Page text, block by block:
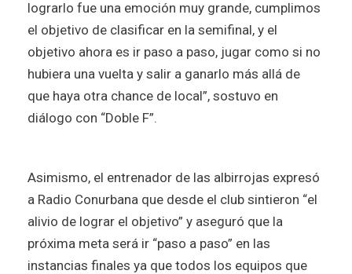
lograrlo fue una emoción muy grande, cumplimos
el objetivo de clasificar en la semifinal, y el
objetivo ahora es ir paso a paso, jugar como si no
hubiera una vuelta y salir a ganarlo más allá de
que haya otra chance de local”, sostuvo en
diálogo con “Doble F”.
Asimismo, el entrenador de las albirrojas expresó
a Radio Conurbana que desde el club sintieron “el
alivio de lograr el objetivo” y aseguró que la
próxima meta será ir “paso a paso” en las
instancias finales ya que todos los equipos que